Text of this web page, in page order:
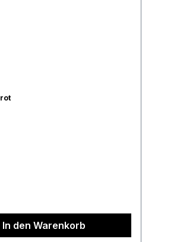
rot
In den Warenkorb